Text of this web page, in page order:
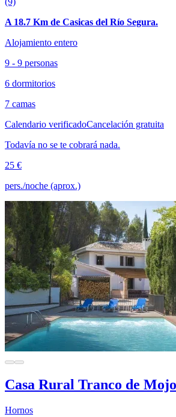
A 18.7 Km de Casicas del Río Segura.
Alojamiento entero
9 - 9 personas
6 dormitorios
7 camas
Calendario verificadoCancelación gratuita
Todavía no se te cobrará nada.
25 €
pers./noche (aprox.)
Casa Rural Tranco de
Hornos